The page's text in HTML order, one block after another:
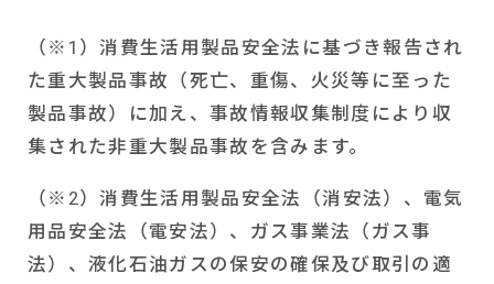
（※ 1 ）消費生活用製品安全法に基づき報告され
た重大製品事故（死亡、重傷、火災等に至った
製品事故）に加え、事故情報収集制度により収
集された非重大製品事故を含みます。
（※ 2）消費生活用製品安全法（消安法）、電気
用品安全法（電安法）、ガス事業法（ガス事
法）、液化石油ガスの保安の確保及び取引の適